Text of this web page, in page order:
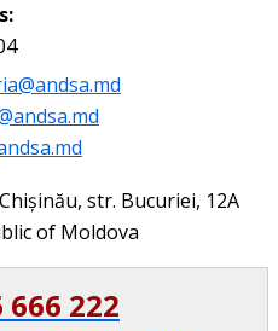
str. Bucuriei, 12A
of Moldova
666 222